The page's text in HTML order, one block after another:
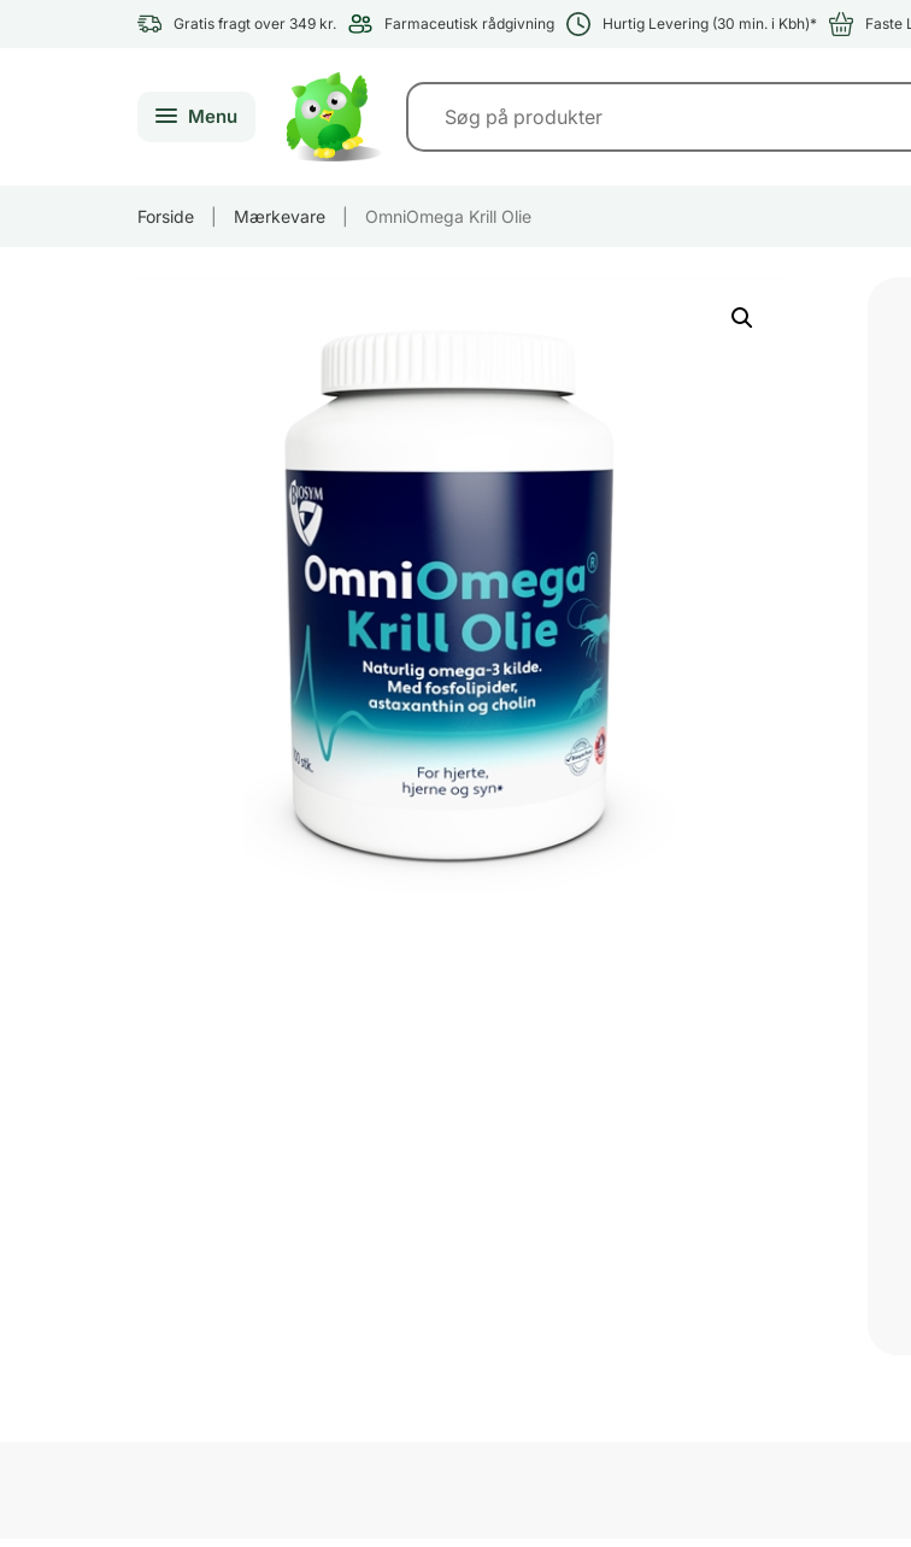
Gratis fragt over 349 kr. Farmaceutisk rådgivning Hurtig Levering (30 min. i Kbh)* Faste
Menu
Forside Mærkevare OmniOmega Krill Olie